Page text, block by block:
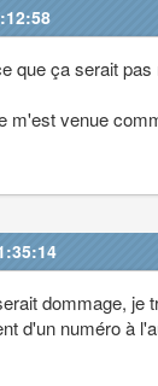
que ça serait
m'est venue
dommage, je
d'un numéro à